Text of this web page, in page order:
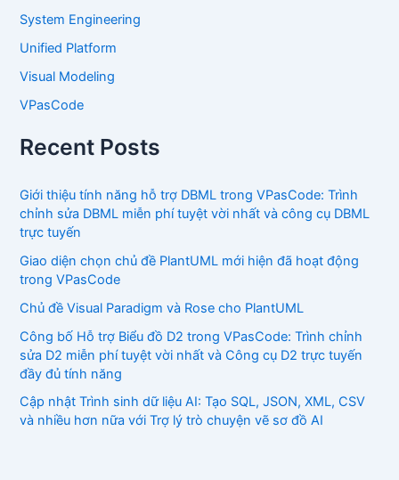
System Engineering
Unified Platform
Visual Modeling
VPasCode
Recent Posts
Giới thiệu tính năng hỗ trợ DBML trong VPasCode: Trình
chỉnh sửa DBML miễn phí tuyệt vời nhất và công cụ DBML
trực tuyến
Giao diện chọn chủ đề PlantUML mới hiện đã hoạt động
trong VPasCode
Chủ đề Visual Paradigm và Rose cho PlantUML
Công bố Hỗ trợ Biểu đồ D2 trong VPasCode: Trình chỉnh
sửa D2 miễn phí tuyệt vời nhất và Công cụ D2 trực tuyến
đầy đủ tính năng
Cập nhật Trình sinh dữ liệu AI: Tạo SQL, JSON, XML, CSV
và nhiều hơn nữa với Trợ lý trò chuyện vẽ sơ đồ AI